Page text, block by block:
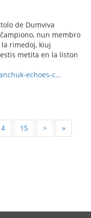
de Dumviva
nun membro
la rimedoj, kiuj
metita en la liston
echoes-c...
15 > »